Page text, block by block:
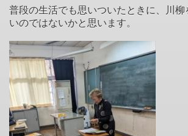
普段の生活でも思いついたときに、川柳
いのではないかと思います。